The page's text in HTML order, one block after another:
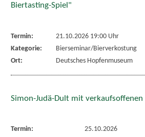
Biertasting-Spiel"
Termin:
21.10.2026 19:00 Uhr
Kategorie:
Bierseminar/Bierverkostung
Ort:
Deutsches Hopfenmuseum
Simon-Judä-Dult mit verkaufsoffenen
Termin:
25.10.2026